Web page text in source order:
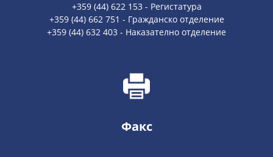
+359 (44) 622 153 - Регистатура
+359 (44) 662 751 - Гражданско отделение
+359 (44) 632 403 - Наказателно отделение
Факс